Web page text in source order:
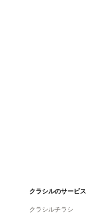
クラシルのサービス
クラシルチラシ